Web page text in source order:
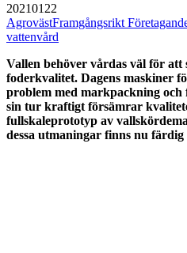
20210122
AgrovästFramgångsrikt
vattenvård
Vallen behöver vårdas väl för
foderkvalitet. Dagens maskiner
problem med markpackning
sin tur kraftigt försämrar
fullskaleprototyp av
dessa utmaningar finns nu